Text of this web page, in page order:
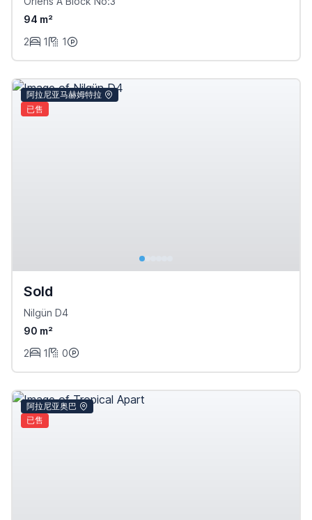
94 m²
2
1 1
阿拉尼亚马赫姆特拉
已售
Sold
Nilgün D4
90 m²
2
1 0
阿拉尼亚奥巴
已售